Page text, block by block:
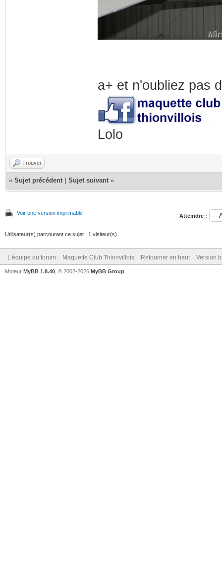
a+ et n'oubliez pas
Lolo
Trouver
« Sujet précédent Sujet suivant »
Voir une version imprimable Atteindre :
Utilisateur(s) parcourant ce sujet : 1 visiteur(s)
L’équipe du forum Maquette Club Thionvillois Retourner en haut Version
Moteur MyBB 1.8.40 , © 2002-2026 MyBB Group